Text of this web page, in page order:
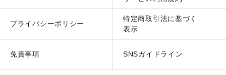
プライバシーポリシー
特定商取引法に基づく
表示
免責事項 SNSガイドライン